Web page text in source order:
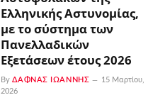
Ελληνικής Αστυνομίας,
με το σύστημα των
Πανελλαδικών
Εξετάσεων έτους 2026
By ΔΑΦΝΆΣ ΙΩΆΝΝΗΣ
15 Μαρτίου,
2026